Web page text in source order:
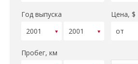
Год выпуска Цена, $
Пробег, км